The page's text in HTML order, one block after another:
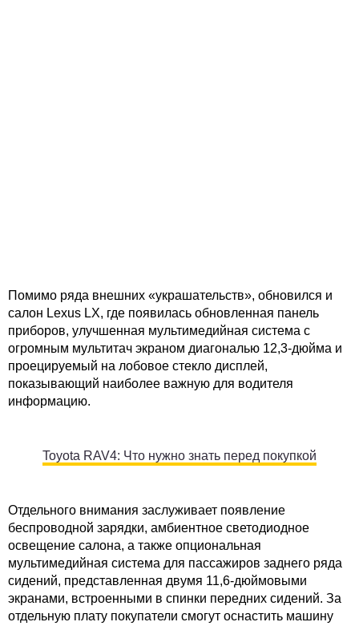
Помимо ряда внешних «украшательств», обновился и
салон Lexus LX, где появилась обновленная панель
приборов, улучшенная мультимедийная система с
огромным мультитач экраном диагональю 12,3-дюйма и
проецируемый на лобовое стекло дисплей,
показывающий наиболее важную для водителя
информацию.
Toyota RAV4: Что нужно знать перед покупкой
Отдельного внимания заслуживает появление
беспроводной зарядки, амбиентное светодиодное
освещение салона, а также опциональная
мультимедийная система для пассажиров заднего ряда
сидений, представленная двумя 11,6-дюймовыми
экранами, встроенными в спинки передних сидений. За
отдельную плату покупатели смогут оснастить машину